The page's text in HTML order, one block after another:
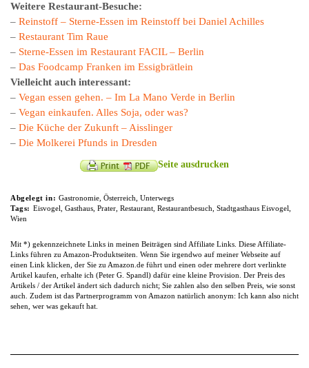
Weitere Restaurant-Besuche:
– Reinstoff – Sterne-Essen im Reinstoff bei Daniel Achilles
– Restaurant Tim Raue
– Sterne-Essen im Restaurant FACIL – Berlin
– Das Foodcamp Franken im Essigbrätlein
Vielleicht auch interessant:
– Vegan essen gehen. – Im La Mano Verde in Berlin
– Vegan einkaufen. Alles Soja, oder was?
– Die Küche der Zukunft – Aisslinger
– Die Molkerei Pfunds in Dresden
Seite ausdrucken
Abgelegt in: Gastronomie, Österreich Unterwegs
Tags: Eisvogel Gasthaus, Prater, Restaurant, Restaurantbesuch Stadtgasthaus Eisvogel
Wien
Mit *) gekennzeichnete Links in meinen Beiträgen sind Affiliate Links. Diese Affiliate-
Links führen zu Amazon-Produktseiten. Wenn Sie irgendwo auf meiner Webseite auf
einen Link klicken, der Sie zu Amazon.de führt und einen oder mehrere dort verlinkte
Artikel kaufen, erhalte ich (Peter G. Spandl) dafür eine kleine Provision. Der Preis des
Artikels / der Artikel ändert sich dadurch nicht; Sie zahlen also den selben Preis, wie sonst
auch. Zudem ist das Partnerprogramm von Amazon natürlich anonym: Ich kann also nicht
sehen, wer was gekauft hat.